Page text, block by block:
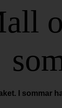
I sommar